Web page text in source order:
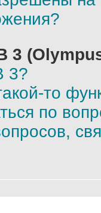
3
3?
то
по